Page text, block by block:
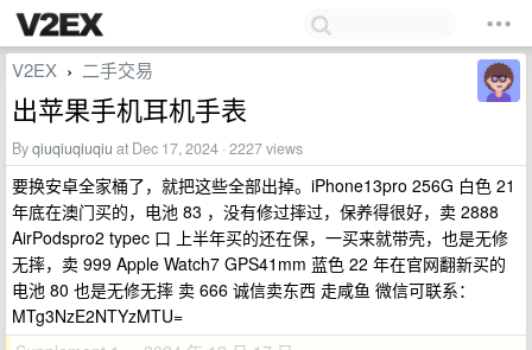
V2EX › 二手交易
出苹果手机耳机手表
Byqiuqiuqiuqiu at Dec 17, 2024 · 2227 views
要换安卓全家桶了，就把这些全部出掉。iPhone13pro 256G 白色 21
年底在澳门买的，电池 83 ，没有修过摔过，保养得很好，卖 2888
AirPodspro2 typec 口 上半年买的还在保，一买来就带壳，也是无修
无摔，卖 999 Apple Watch7 GPS41mm 蓝色 22 年在官网翻新买的
电池 80 也是无修无摔 卖 666 诚信卖东西 走咸鱼 微信可联系：
MTg3NzE2NTYzMTU=